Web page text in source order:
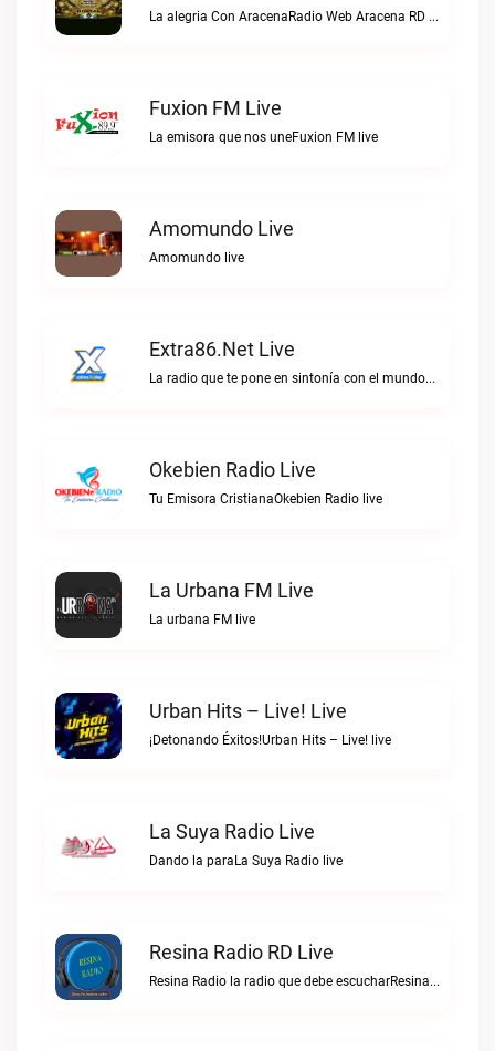
La alegria Con AracenaRadio Web Aracena RD live
Fuxion FM Live
La emisora que nos uneFuxion FM live
Amomundo Live
Amomundo live
Extra86.net Live
La radio que te pone en sintonía con el mundoExtra86.net live
Okebien Radio Live
Tu Emisora CristianaOkebien Radio live
La Urbana FM Live
La urbana FM live
Urban Hits – Live! Live
¡Detonando Éxitos!Urban Hits – Live! live
La Suya Radio Live
Dando la paraLa Suya Radio live
Resina Radio RD Live
Resina Radio la radio que debe escucharResina Radio RD live